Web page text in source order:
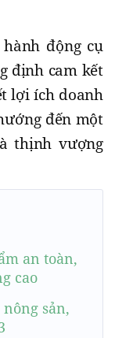
động cụ
định cam kết
lợi ích doanh
đến một
thịnh vượng
an toàn,
cao
sản,